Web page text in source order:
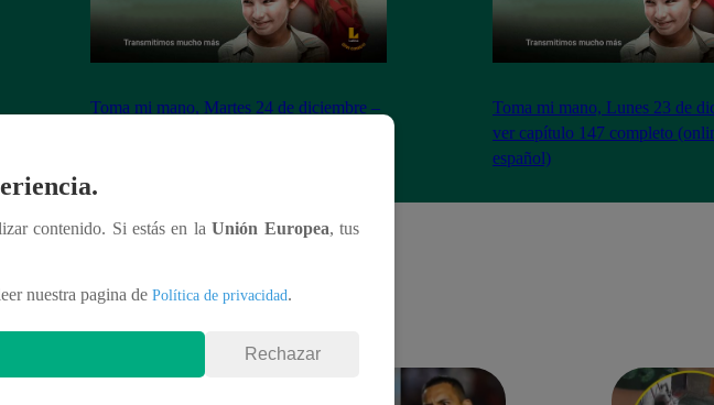
Toma mi mano, Martes 24 de diciembre –
Toma mi mano, Lunes 23 de
ver capítulo 147 completo
español)
contenido. Si estás en laUnión Europea, tus
nuestra pagina de Política de privacidad.
Rechazar